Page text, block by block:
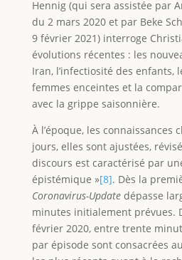
Hennig (qui sera assistée par
du 2 mars 2020 et par Beke
9 février 2021) interroge
évolutions récentes : les
Iran, l’infectiosité des enfants,
femmes enceintes et la
avec la grippe saisonnière.
À l’époque, les connaissances
jours, elles sont ajustées,
discours est caractérisé par
épistémique »[8]. Dès la
Coronavirus-Updatedépasse
minutes initialement prévues.
février 2020, entre trente
par épisode sont consacrées